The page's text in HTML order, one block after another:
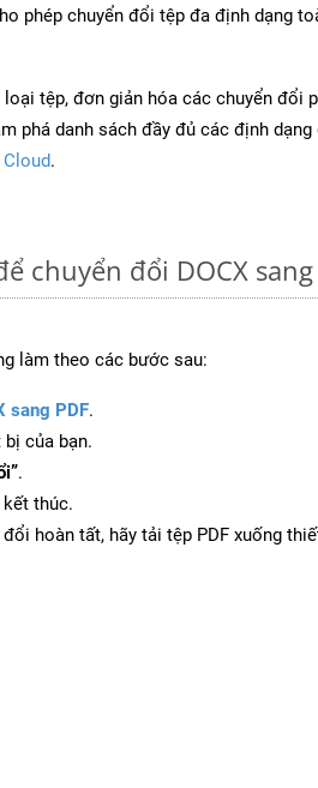
phép chuyển đổi tệp đa định dạng
tệp, đơn giản hóa các chuyển đổi
phá danh sách đầy đủ các định
.
chuyển đổi DOCX
làm theo các bước sau:
sang PDF.
của bạn.
.
thúc.
hoàn tất, hãy tải tệp PDF xuống